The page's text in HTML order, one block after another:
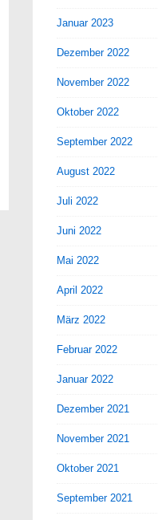
Januar 2023
Dezember 2022
November 2022
Oktober 2022
September 2022
August 2022
Juli 2022
Juni 2022
Mai 2022
April 2022
März 2022
Februar 2022
Januar 2022
Dezember 2021
November 2021
Oktober 2021
September 2021